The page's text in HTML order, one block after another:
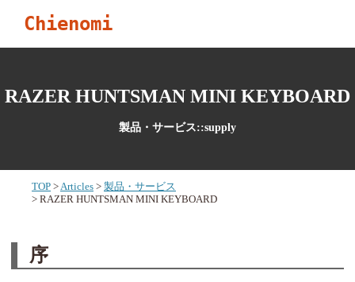
Chienomi
RAZER HUNTSMAN MINI KEYBOARD
製品・サービス::supply
TOP Articles
製品・サービス
RAZER HUNTSMAN MINI KEYBOARD
序